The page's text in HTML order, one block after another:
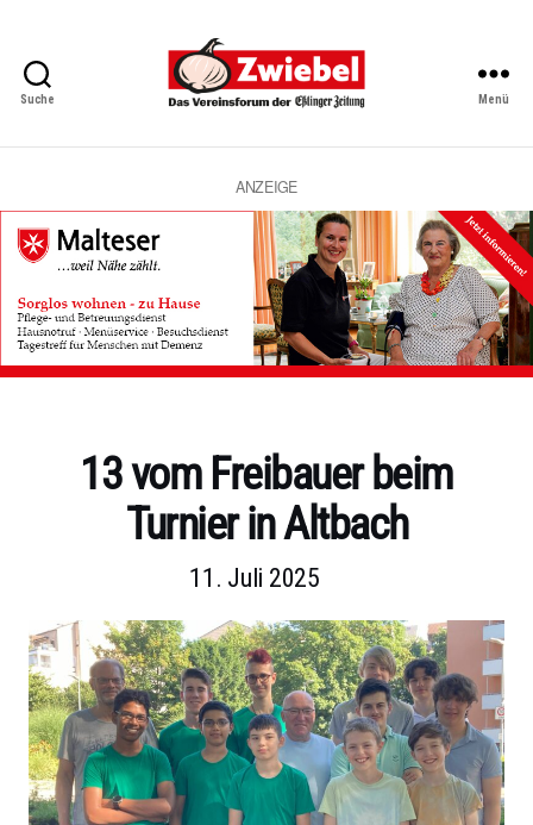
Suche
Vereinsforum
Eßlinger
Zeitung
Menü
ANZEIGE
Kategorien13 vom Freibauer beim
Turnier in Altbach
11. Juli 2025